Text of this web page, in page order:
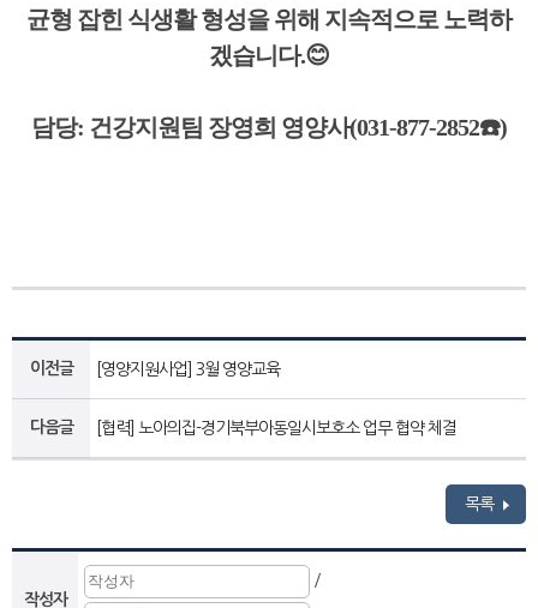
균형 잡힌 식생활 형성을 위해 지속적으로 노력하
겠습니다.😊
담당: 건강지원팀 장영희 영양사(031-877-2852☎️)
이전글 [영양지원사업] 3월 영양교육
다음글 [협력] 노아의집-경기북부아동일시보호소 업무 협약 체결
목록
작성자
/